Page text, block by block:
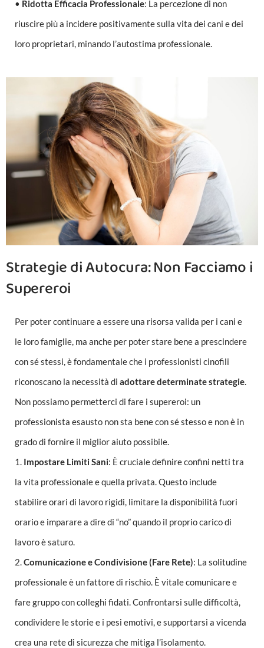
• Ridotta Efficacia Professionale: La percezione di non
riuscire più a incidere positivamente sulla vita dei cani e dei
loro proprietari, minando l’autostima professionale.
Strategie di Autocura: Non Facciamo i
Supereroi
Per poter continuare a essere una risorsa valida per i cani e
le loro famiglie, ma anche per poter stare bene a prescindere
con sé stessi, è fondamentale che i professionisti cinofili
riconoscano la necessità di adottare determinate strategie.
Non possiamo permetterci di fare i supereroi: un
professionista esausto non sta bene con sé stesso e non è in
grado di fornire il miglior aiuto possibile.
1. Impostare Limiti Sani: È cruciale definire confini netti tra
la vita professionale e quella privata. Questo include
stabilire orari di lavoro rigidi, limitare la disponibilità fuori
orario e imparare a dire di “no” quando il proprio carico di
lavoro è saturo.
2.Comunicazione e Condivisione (Fare Rete): La solitudine
professionale è un fattore di rischio. È vitale comunicare e
fare gruppo con colleghi fidati. Confrontarsi sulle difficoltà,
condividere le storie e i pesi emotivi, e supportarsi a vicenda
crea una rete di sicurezza che mitiga l’isolamento.